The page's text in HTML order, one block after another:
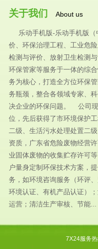
关于我们 About us
乐动手机版-乐动手机版（
价、环保治理工程、工业危
检测与评价、放射卫生检测
环保管家等服务于一体的综
务为核心，打造全方位环保
务瓶颈，整合各领域专家、
决企业的环保问题。 公司
位，先后获得了市环境保护
二级、生活污水处理处置二
资质，广东省危险废物经营
业固体废物的收集贮存许
户量身定制环保技术方案，
务，如环境咨询服务（环评
环境认证、有机产品认证）
运营；清洁生产审核、节能...
7X24服务